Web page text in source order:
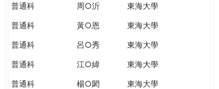
普通科
周○沂
東海大學
普通科
黃○恩
東海大學
普通科
呂○秀
東海大學
普通科
江○緯
東海大學
普通科
楊○閎
東海大學